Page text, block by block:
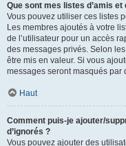
Que sont mes listes d’amis et
Vous pouvez utiliser ces listes
Les membres ajoutés à votre
de l’utilisateur pour un accès
des messages privés. Selon
être mis en valeur. Si vous
messages seront masqués par
Haut
Comment puis-je ajouter/
d’ignorés ?
Vous pouvez ajouter des